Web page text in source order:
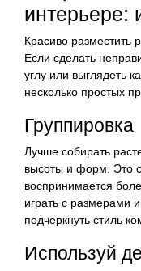
интерьере:
Красиво разместить
Если сделать
углу или выглядеть
несколько простых
Группировка
Лучше собирать
высоты и форм. Это
воспринимается
играть с размерами
подчеркнуть стиль
Используй